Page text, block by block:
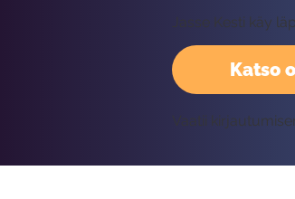
Katso
Jasse Kesti käy
Vaatii